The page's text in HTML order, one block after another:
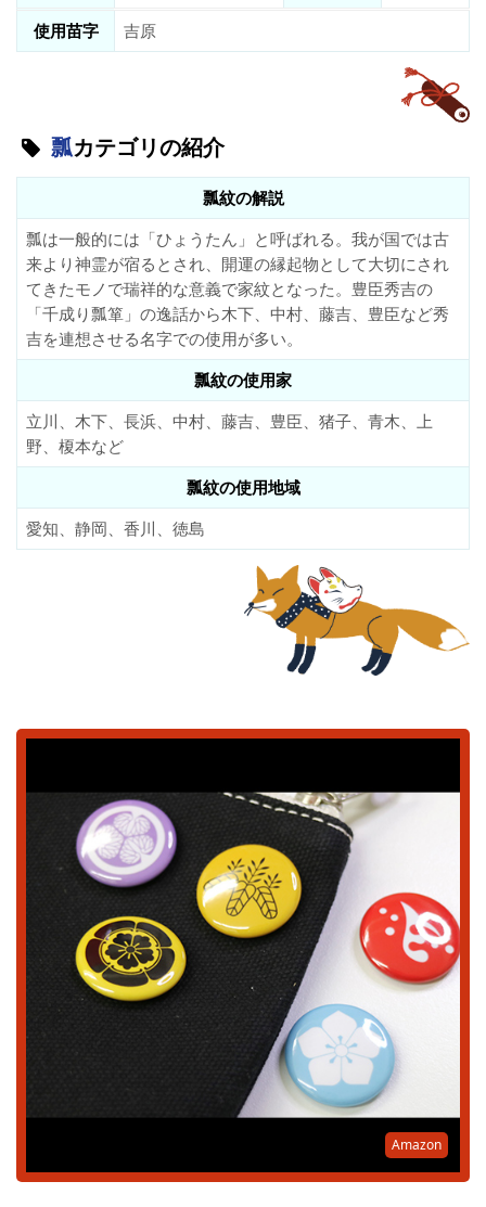
使用苗字
吉原
瓢カテゴリの紹介
瓢紋の解説
瓢は一般的には「ひょうたん」と呼ばれる。我が国では古
来より神霊が宿るとされ、開運の縁起物として大切にされ
てきたモノで瑞祥的な意義で家紋となった。豊臣秀吉の
「千成り瓢箪」の逸話から木下、中村、藤吉、豊臣など秀
吉を連想させる名字での使用が多い。
瓢紋の使用家
立川、木下、長浜、中村、藤吉、豊臣、猪子、青木、上
野、榎本など
瓢紋の使用地域
愛知、静岡、香川、徳島
Amazon